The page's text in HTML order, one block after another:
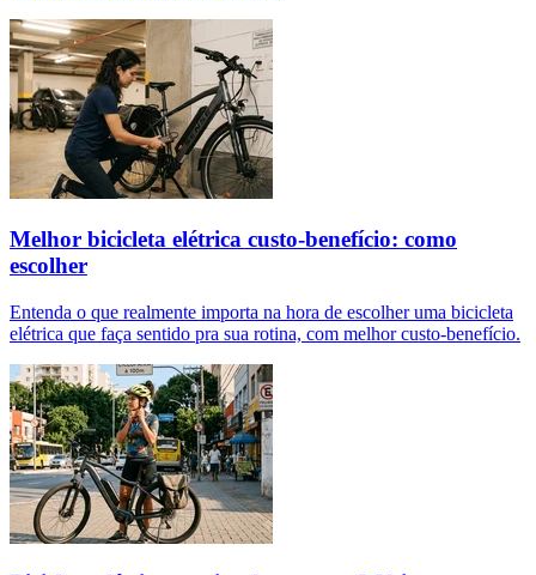
Melhor bicicleta elétrica custo-benefício: como
escolher
Entenda o que realmente importa na hora de escolher uma bicicleta
elétrica que faça sentido pra sua rotina, com melhor custo-benefício.